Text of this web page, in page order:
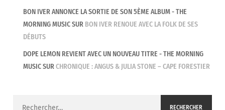
BON IVER ANNONCE LA SORTIE DE SON 5ÈME ALBUM - THE
MORNING MUSICSUR BON IVER RENOUE AVEC LA FOLK DE SES
DÉBUTS
DOPE LEMON REVIENT AVEC UN NOUVEAU TITRE - THE MORNING
MUSICSURCHRONIQUE : ANGUS & JULIA STONE – CAPE FORESTIER